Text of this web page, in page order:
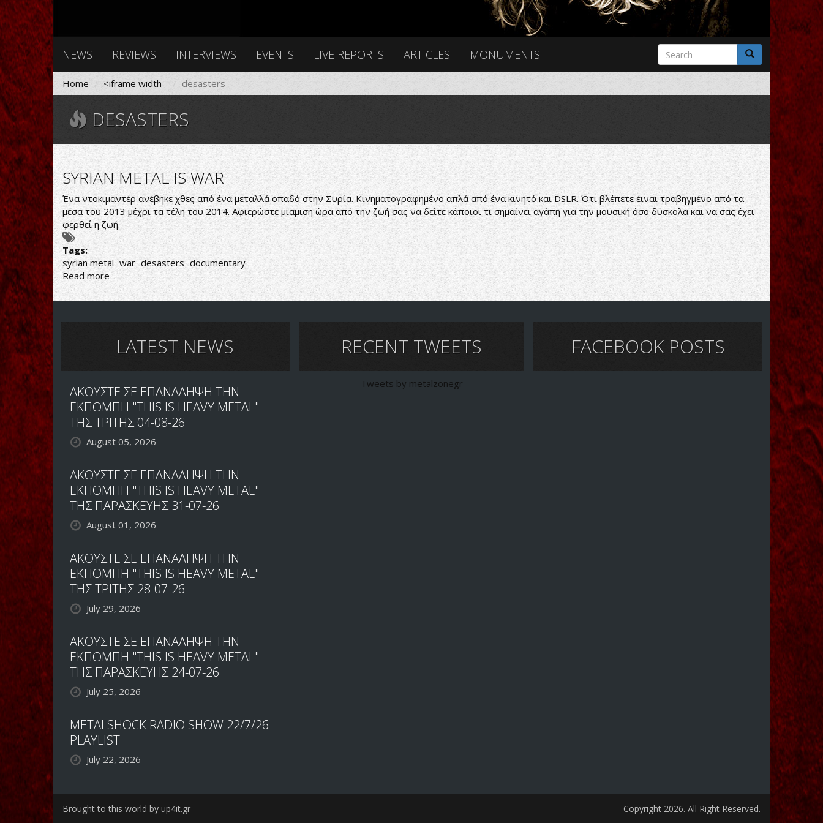
NEWS REVIEWS INTERVIEWS EVENTS LIVE REPORTS ARTICLES MONUMENTS
Search
form
Search
Home <iframe width= desasters
DESASTERS
SYRIAN METAL IS WAR
Ένα ντοκιμαντέρ ανέβηκε χθες από ένα μεταλλά οπαδό στην Συρία. Κινηματογραφημένο απλά από ένα κινητό και DSLR. Ότι βλέπετε έιναι τραβηγμένο από τα
μέσα του 2013 μέχρι τα τέλη του 2014. Αφιερώστε μιαμιση ώρα από την ζωή σας να δείτε κάποιοι τι σημαίνει αγάπη για την μουσική όσο δύσκολα και να σας έχει
φερθεί η ζωή.
Tags:
syrian metal war desasters documentary
Read more about
SYRIAN
METAL
LATEST NEWS
ΑΚΟΥΣΤΕ ΣΕ ΕΠΑΝΑΛΗΨΗ ΤΗΝ
ΕΚΠΟΜΠΗ "THIS IS HEAVY METAL"
ΤΗΣ ΤΡΙΤΗΣ 04-08-26
August 05, 2026
ΑΚΟΥΣΤΕ ΣΕ ΕΠΑΝΑΛΗΨΗ ΤΗΝ
ΕΚΠΟΜΠΗ "THIS IS HEAVY METAL"
ΤΗΣ ΠΑΡΑΣΚΕΥΗΣ 31-07-26
August 01, 2026
ΑΚΟΥΣΤΕ ΣΕ ΕΠΑΝΑΛΗΨΗ ΤΗΝ
ΕΚΠΟΜΠΗ "THIS IS HEAVY METAL"
ΤΗΣ ΤΡΙΤΗΣ 28-07-26
July 29, 2026
ΑΚΟΥΣΤΕ ΣΕ ΕΠΑΝΑΛΗΨΗ ΤΗΝ
ΕΚΠΟΜΠΗ "THIS IS HEAVY METAL"
ΤΗΣ ΠΑΡΑΣΚΕΥΗΣ 24-07-26
July 25, 2026
METALSHOCK RADIO SHOW 22/7/26
PLAYLIST
July 22, 2026
RECENT TWEETS
Tweets by metalzonegr
FACEBOOK POSTS
Brought to this world by up4it.gr Copyright 2026. All Right Reserved.